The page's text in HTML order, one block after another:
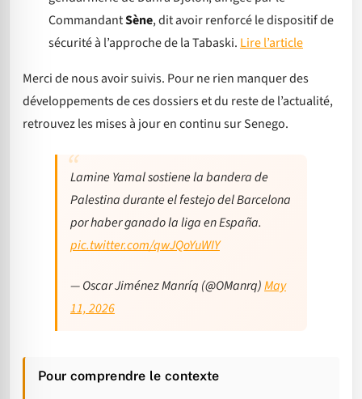
CommandantSène, dit avoir renforcé le dispositif de
sécurité à l’approche de la Tabaski. Lire l’article
Merci de nous avoir suivis. Pour ne rien manquer des
développements de ces dossiers et du reste de l’actualité,
retrouvez les mises à jour en continu sur Senego.
Lamine Yamal sostiene la bandera de
Palestina durante el festejo del Barcelona
por haber ganado la liga en España.
pic.twitter.com/qwJQoYuWIY
— Oscar Jiménez Manríq (@OManrq)May
11, 2026
Pour comprendre le contexte